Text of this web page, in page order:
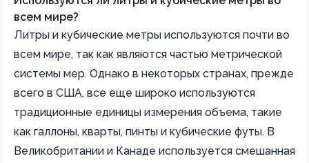
всем мире?
Литры и кубические метры используются почти во
всем мире, так как являются частью метрической
системы мер. Однако в некоторых странах, прежде
всего в США, все еще широко используются
традиционные единицы измерения объема, такие
как галлоны, кварты, пинты и кубические футы. В
Великобритании и Канаде используется смешанная